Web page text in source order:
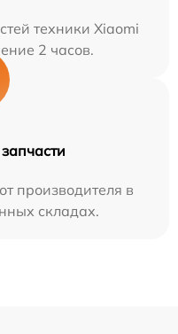
техники Xiaomi
2 часов.
производителя в
складах.